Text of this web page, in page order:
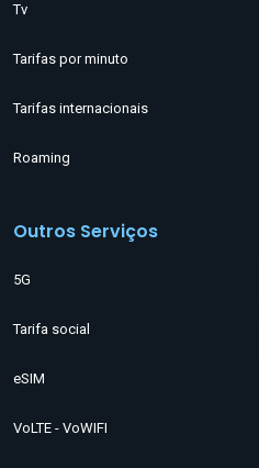
Tv
Tarifas por minuto
Tarifas internacionais
Roaming
Outros Serviços
5G
Tarifa social
eSIM
VoLTE - VoWIFI